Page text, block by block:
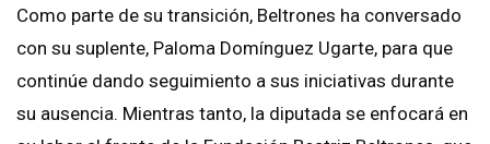
Como parte de su transición, Beltrones ha conversado
con su suplente, Paloma Domínguez Ugarte, para que
continúe dando seguimiento a sus iniciativas durante
su ausencia. Mientras tanto, la diputada se enfocará en